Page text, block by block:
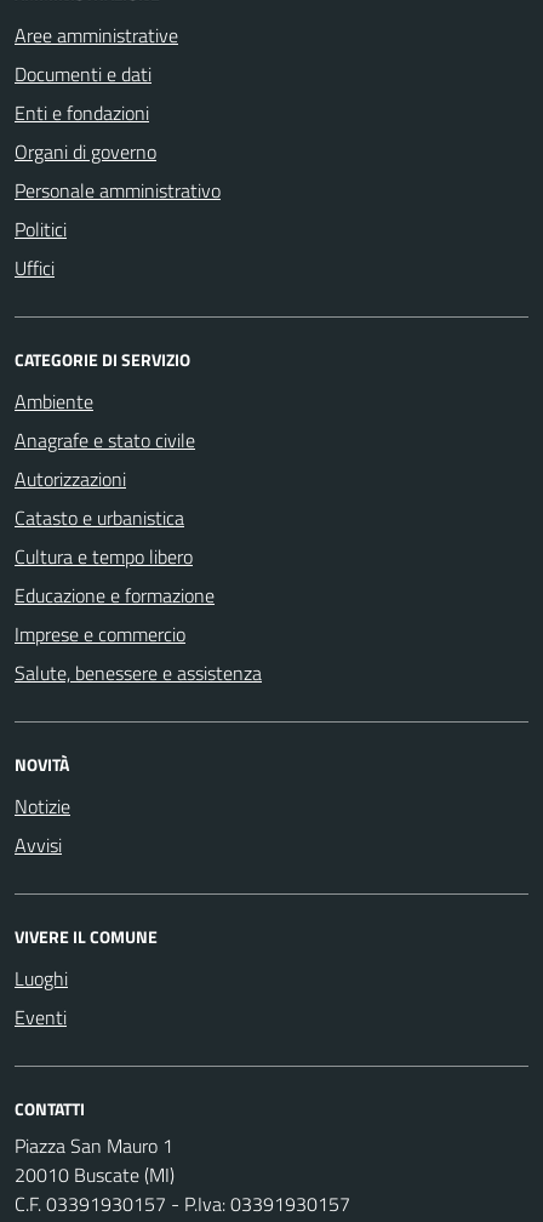
Aree amministrative
Documenti e dati
Enti e fondazioni
Organi di governo
Personale amministrativo
Politici
Uffici
CATEGORIE DI SERVIZIO
Ambiente
Anagrafe e stato civile
Autorizzazioni
Catasto e urbanistica
Cultura e tempo libero
Educazione e formazione
Imprese e commercio
Salute, benessere e assistenza
NOVITÀ
Notizie
Avvisi
VIVERE IL COMUNE
Luoghi
Eventi
CONTATTI
Piazza San Mauro 1
20010 Buscate (MI)
C.F. 03391930157 - P.Iva: 03391930157